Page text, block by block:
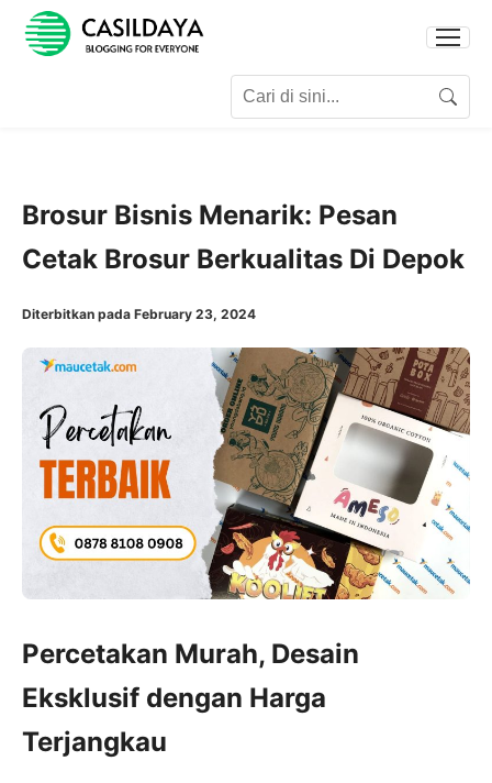
Search
Brosur Bisnis Menarik: Pesan
Cetak Brosur Berkualitas Di Depok
Diterbitkan pada February 23, 2024
Percetakan Murah, Desain
Eksklusif dengan Harga
Terjangkau